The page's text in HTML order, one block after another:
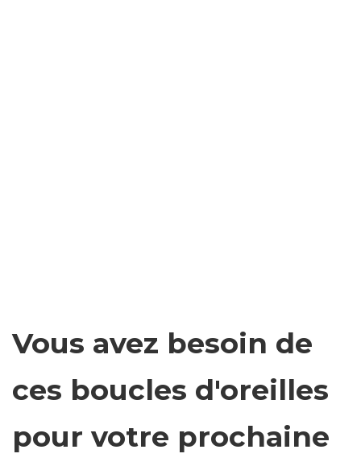
Vous avez besoin de
ces boucles d'oreilles
pour votre prochaine